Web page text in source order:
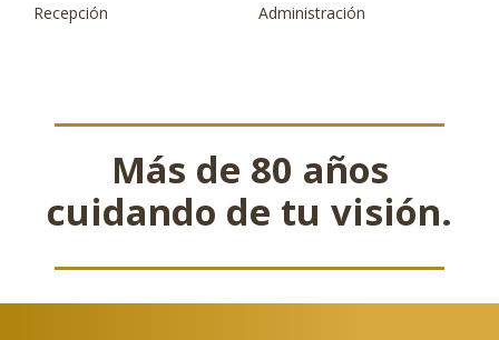
Recepción Administración
Más de 80 años
cuidando de tu visión.